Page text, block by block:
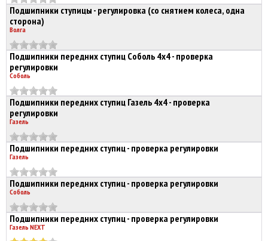
Подшипники ступицы - регулировка (со снятием колеса, одна
сторона)
Волга
Подшипники передних ступиц Соболь 4х4 - проверка
регулировки
Соболь
Подшипники передних ступиц Газель 4х4 - проверка
регулировки
Газель
Подшипники передних ступиц - проверка регулировки
Газель
Подшипники передних ступиц - проверка регулировки
Соболь
Подшипники передних ступиц - проверка регулировки
Газель NEXT